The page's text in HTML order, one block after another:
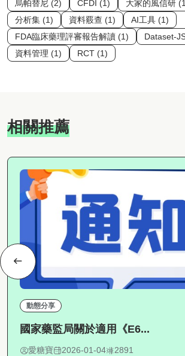
烏帕替尼 (2)
CFDI (1) 大家的風信研
分析集 (1)
資料覈查 (1)
AI工具 (1)
FDA臨床藥理評審報告解讀 (1)
Dataset-
資料管理 (1)
RCT (1)
相關推薦
動態分享
國家藥監局關於適用《E6...
愛糖寶 2026-01-04 2891